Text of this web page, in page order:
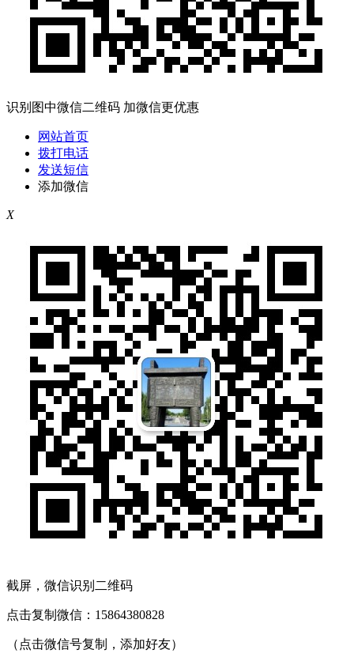
识别图中微信二维码 加微信更优惠
网站首页
拨打电话
发送短信
添加微信
X
截屏，微信识别二维码
点击复制微信：15864380828
（点击微信号复制，添加好友）